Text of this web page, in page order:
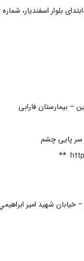
بلوار اسفندیار، شماره 96
– بیمارستان فارابی
سر پایی چشم
**
شهيد امير